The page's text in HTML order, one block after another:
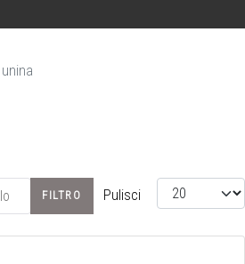
unina
FILTRO Pulisci Visualizza #